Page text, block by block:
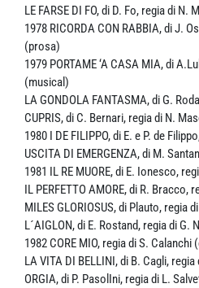
LE FARSE DI FO, di D. Fo, regia di N.
1978 RICORDA CON RABBIA, di J.
(prosa)
1979 PORTAME ‘A CASA MIA, di
(musical)
LA GONDOLA FANTASMA, di G.
CUPRIS, di C. Bernari, regia di N.
1980 I DE FILIPPO, di E. e P. de
USCITA DI EMERGENZA, di M.
1981 IL RE MUORE, di E. Ionesco,
IL PERFETTO AMORE, di R. Bracco,
MILES GLORIOSUS, di Plauto, regia
L´AIGLON, di E. Rostand, regia di G.
1982 CORE MIO, regia di S. Calanchi
LA VITA DI BELLINI, di B. Cagli,
ORGIA, di P. PasolIni, regia di L.